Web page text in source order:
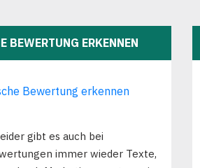
BEWERTUNG ERKENNEN
gibt es auch bei
immer wieder Texte,